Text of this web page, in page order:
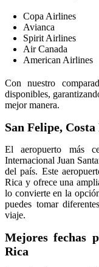
Copa Airlines
Avianca
Spirit Airlines
Air Canada
American Airlines
Con nuestro
disponibles,
mejor manera.
San Felipe,
El aeropuerto más
Internacional Juan
del país. Este
Rica y ofrece una
lo convierte en la
puedes tomar
viaje.
Mejores fechas
Rica